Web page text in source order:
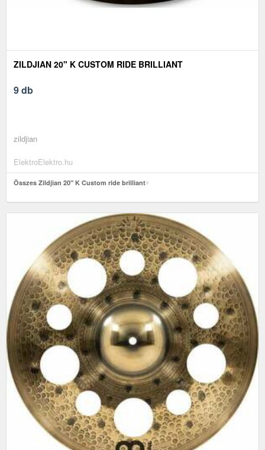
ZILDJIAN 20" K CUSTOM RIDE BRILLIANT
9 db
zildjian
ElektroElektro.hu
Összes Zildjian 20" K Custom ride brilliant